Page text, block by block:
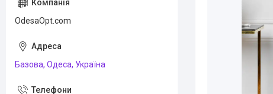
OdesaOpt.com
Базова, Одеса, Україна